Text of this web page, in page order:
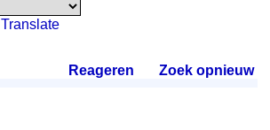
Translate
Reageren Zoek opnieuw.